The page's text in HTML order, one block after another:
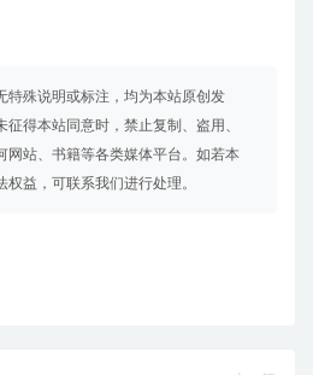
特殊说明或标注，均为本站原创发
得本站同意时，禁止复制、盗用、
网站、书籍等各类媒体平台。如若本
益，可联系我们进行处理。